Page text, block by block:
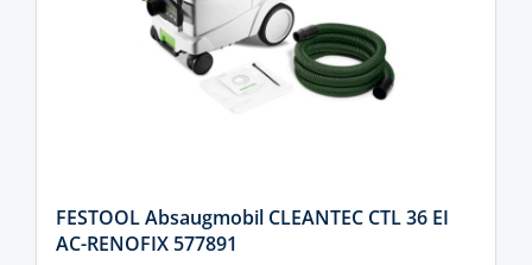
FESTOOL Absaugmobil CLEANTEC CTL 36 EI
AC-RENOFIX 577891